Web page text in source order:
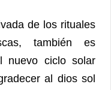
de los rituales
también es
nuevo ciclo solar
al dios sol